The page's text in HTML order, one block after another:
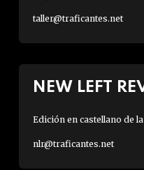
taller@traficantes.net
NEW LEFT
Edición en castellano de
nlr@traficantes.net